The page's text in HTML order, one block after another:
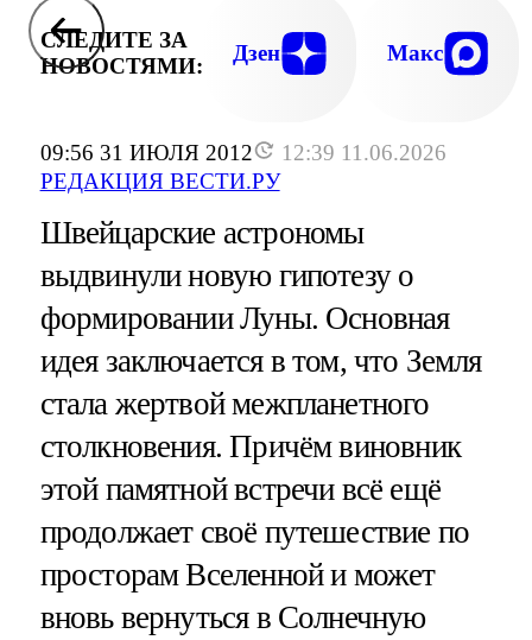
09:56 31 ИЮЛЯ 2012
12:39 11.06.2026
РЕДАКЦИЯ ВЕСТИ.РУ
СЛЕДИТЕ ЗА
НОВОСТЯМИ:
Дзен Макс
Швейцарские астрономы
выдвинули новую гипотезу о
формировании Луны. Основная
идея заключается в том, что Земля
стала жертвой межпланетного
столкновения. Причём виновник
этой памятной встречи всё ещё
продолжает своё путешествие по
просторам Вселенной и может
вновь вернуться в Солнечную